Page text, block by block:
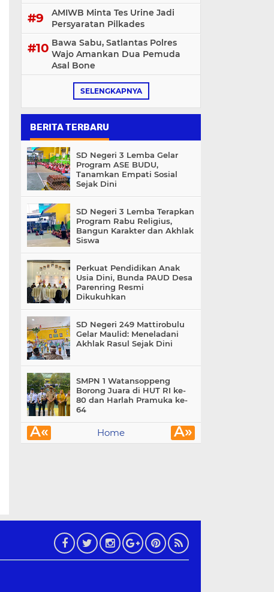
AMIWB Minta Tes Urine Jadi
Persyaratan Pilkades
Bawa Sabu, Satlantas Polres
Wajo Amankan Dua Pemuda
Asal Bone
SELENGKAPNYA
BERITA TERBARU
SD Negeri 3 Lemba Gelar
Program ASE BUDU,
Tanamkan Empati Sosial
Sejak Dini
SD Negeri 3 Lemba Terapkan
Program Rabu Religius,
Bangun Karakter dan Akhlak
Siswa
Perkuat Pendidikan Anak
Usia Dini, Bunda PAUD Desa
Parenring Resmi
Dikukuhkan
SD Negeri 249 Mattirobulu
Gelar Maulid: Meneladani
Akhlak Rasul Sejak Dini
SMPN 1 Watansoppeng
Borong Juara di HUT RI ke-
80 dan Harlah Pramuka ke-
64
Â« Â»
Home